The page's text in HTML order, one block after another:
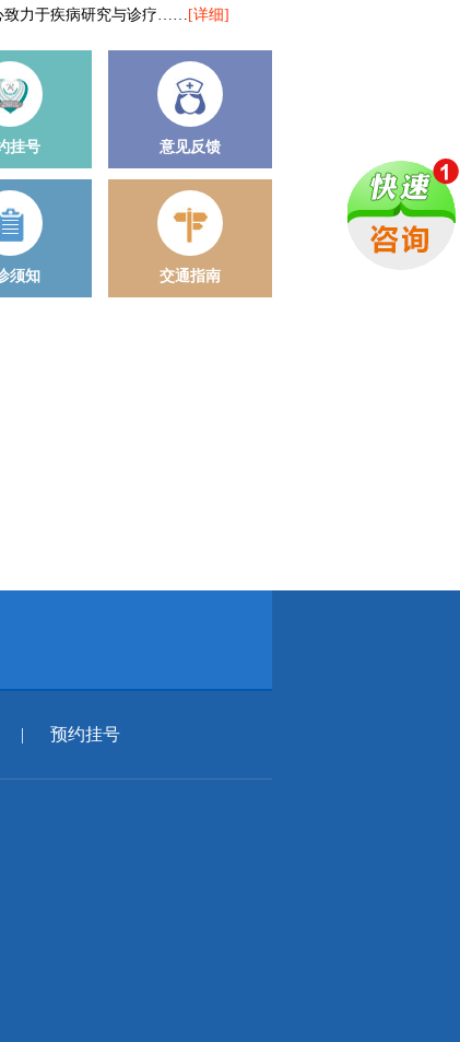
致力于疾病研究与诊疗…… [详细]
挂号 意见反馈
须知 交通指南
| 预约挂号